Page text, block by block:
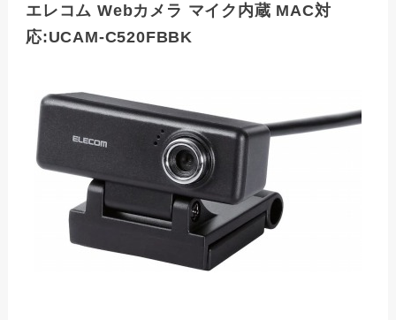
エレコム Webカメラ マイク内蔵 MAC対
応:UCAM-C520FBBK